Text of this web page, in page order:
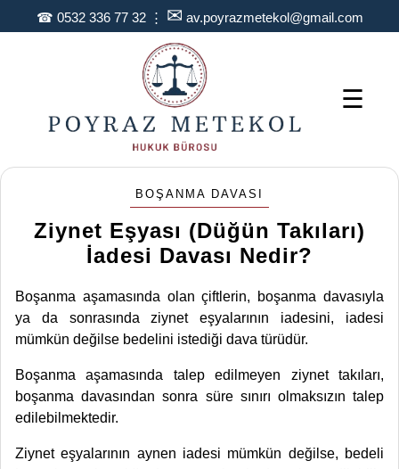
☎ 0532 336 77 32⋮ ✉ av.poyrazmetekol@gmail.com
☰
BOŞANMA DAVASI
Ziynet Eşyası (Düğün Takıları)
İadesi Davası Nedir?
Boşanma aşamasında olan çiftlerin, boşanma davasıyla
ya da sonrasında ziynet eşyalarının iadesini, iadesi
mümkün değilse bedelini istediği dava türüdür.
Boşanma aşamasında talep edilmeyen ziynet takıları,
boşanma davasından sonra süre sınırı olmaksızın talep
edilebilmektedir.
Ziynet eşyalarının aynen iadesi mümkün değilse, bedeli